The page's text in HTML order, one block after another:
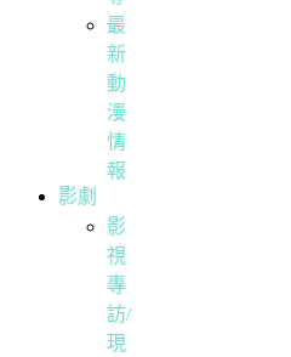
最
新
動
漫
情
報
影劇
影
視
專
訪/
現